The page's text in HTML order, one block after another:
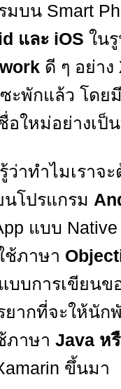
มบน Smart
และ iOS ใน
ดี ๆ อย่าง
ะพักแล้ว โดย
อใหม่อย่างเป็
ว่าทำไมเราจ
นโปรแกรม
แบบ
ช้ภาษา
บบการเขียนข
ยากที่จะให้นั
ภาษา Java ห
ขึ้นมา